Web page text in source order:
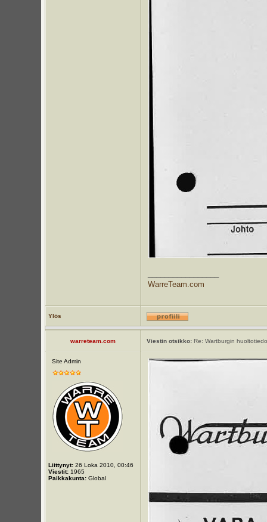
WarreTeam.com
Ylös
warreteam.com Viestin otsikko:Re: Wartburgin
Site Admin
Liittynyt:26 Loka 2010, 00:46
Viestit:1965
Paikkakunta:Global